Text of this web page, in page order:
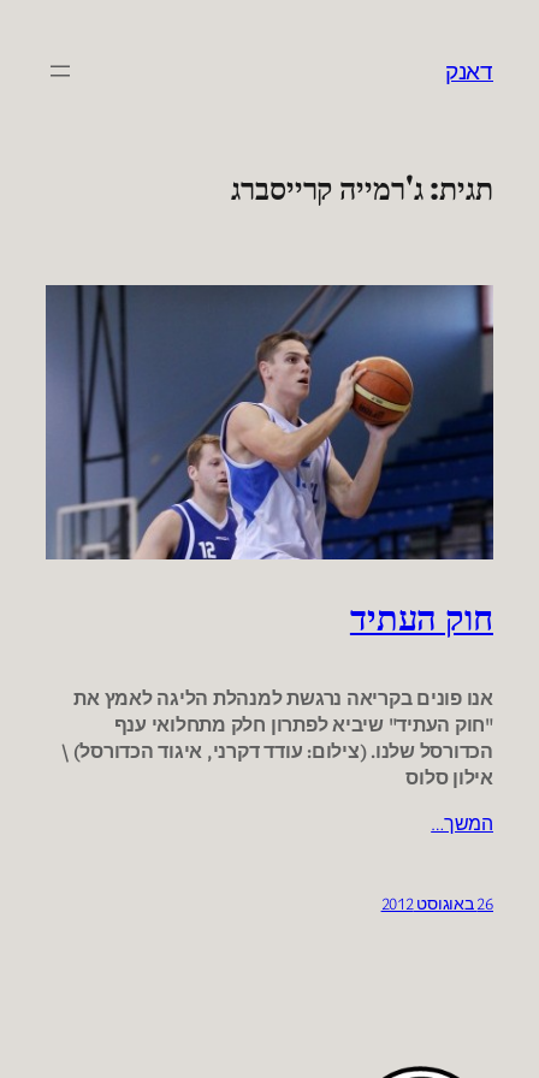
דאנק
תגית:ג'רמייה קרייסברג
חוק העתיד
אנו פונים בקריאה נרגשת למנהלת הליגה לאמץ את
"חוק העתיד" שיביא לפתרון חלק מתחלואי ענף
הכדורסל שלנו. (צילום: עודד דקרני, איגוד הכדורסל) \
אילון סלוס
המשך…
26 באוגוסט 2012